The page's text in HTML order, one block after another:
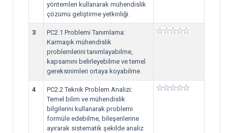
yöntemleri kullanarak mühendislik
çözümü geliştirme yetkinliği.
3
PC2.1 Problemi Tanımlama:
Karmaşık mühendislik
problemlerini tanımlayabilme,
kapsamını belirleyebilme ve temel
gereksinimleri ortaya koyabilme.
4
PC2.2 Teknik Problem Analizi:
Temel bilim ve mühendislik
bilgilerini kullanarak problemi
formüle edebilme, bileşenlerine
ayırarak sistematik şekilde analiz